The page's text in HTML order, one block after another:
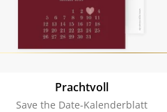
Prachtvoll
Save the Date-Kalenderblatt